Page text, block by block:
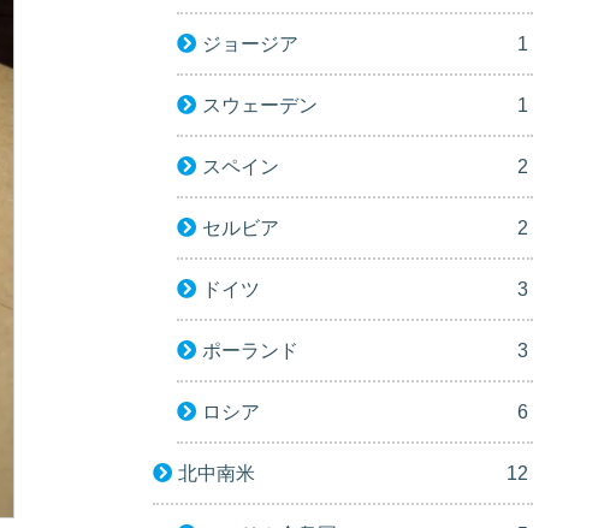
ジョージア 1
スウェーデン 1
スペイン 2
セルビア 2
ドイツ 3
ポーランド 3
ロシア 6
北中南米 12